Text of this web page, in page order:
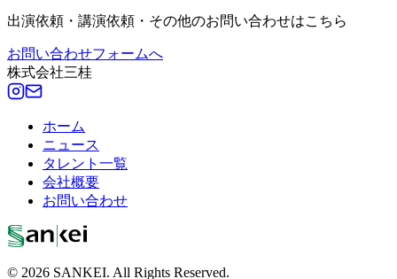
出演依頼・講演依頼・その他のお問い合わせはこちら
お問い合わせフォームへ
株式会社三桂
ホーム
ニュース
タレント一覧
会社概要
お問い合わせ
© 2026 SANKEI. All Rights Reserved.